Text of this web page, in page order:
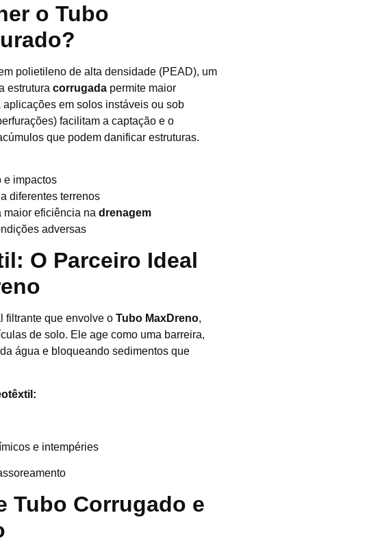
o Tubo
polietileno de alta densidade (PEAD), um
estrutura corrugada permite maior
em solos instáveis ou sob
facilitam a captação e o
que podem danificar estruturas.
e impactos
diferentes terrenos
maior eficiência na drenagem
adversas
O Parceiro Ideal
filtrante que envolve o Tubo MaxDreno,
de solo. Ele age como uma barreira,
água e bloqueando sedimentos que
e intempéries
Tubo Corrugado e